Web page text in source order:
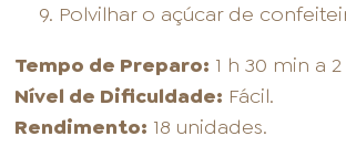
Polvilhar o açúcar de
Tempo de Preparo: 1 h 30 min a
Nível de Dificuldade: Fácil.
Rendimento: 18 unidades.